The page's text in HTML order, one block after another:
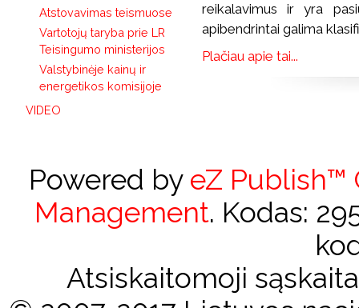
Atstovavimas teismuose
Vartotojų taryba prie LR
Teisingumo ministerijos
Valstybinėje kainų ir
energetikos komisijoje
VIDEO
reikalavimus ir yra
apibendrintai galima
Plačiau apie tai...
Powered by eZ Publish™
Management. Kodas:
Atsiskaitomoji